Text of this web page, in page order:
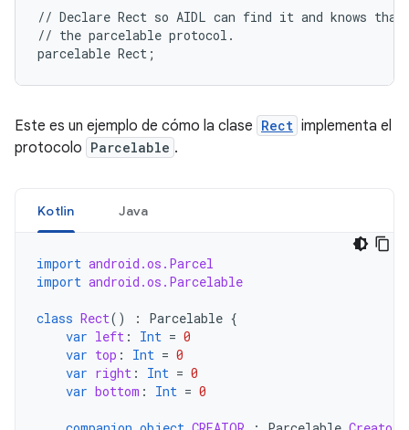
// Declare Rect so AIDL can find it and knows
// the parcelable protocol.
Este es un ejemplo de cómo la clase Rect implementa el
protocolo Parcelable .
Kotlin Java
import android.os.Parcel
import android.os.Parcelable
class Rect() : Parcelable {
var left : Int = 0
var top : Int = 0
var right : Int = 0
var bottom : Int = 0